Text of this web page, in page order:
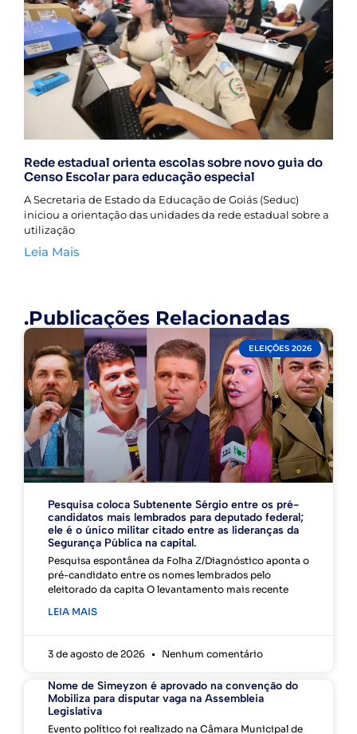
Rede estadual orienta escolas sobre novo guia do
Censo Escolar para educação especial
A Secretaria de Estado da Educação de Goiás (Seduc)
iniciou a orientação das unidades da rede estadual sobre a
utilização
Leia Mais
.Publicações Relacionadas
ELEIÇÕES 2026
Pesquisa coloca Subtenente Sérgio entre os pré-
candidatos mais lembrados para deputado federal;
ele é o único militar citado entre as lideranças da
Segurança Pública na capital.
Pesquisa espontânea da Folha Z/Diagnóstico aponta o
pré-candidato entre os nomes lembrados pelo
eleitorado da capita O levantamento mais recente
LEIA MAIS
3 de agosto de 2026 Nenhum comentário
Nome de Simeyzon é aprovado na convenção do
Mobiliza para disputar vaga na Assembleia
Legislativa
Evento político foi realizado na Câmara Municipal de